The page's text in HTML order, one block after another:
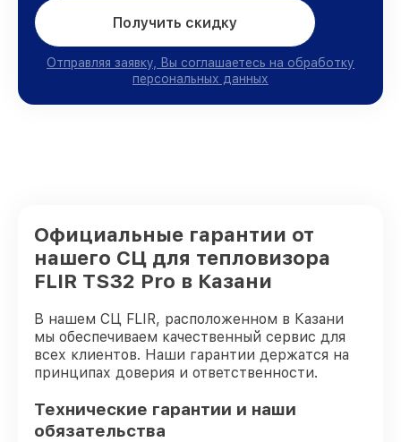
Получить скидку
Отправляя заявку, Вы соглашаетесь на обработку
персональных данных
Официальные гарантии от
нашего СЦ для тепловизора
FLIR TS32 Pro в Казани
В нашем СЦ FLIR, расположенном в Казани
мы обеспечиваем качественный сервис для
всех клиентов. Наши гарантии держатся на
принципах доверия и ответственности.
Технические гарантии и наши
обязательства